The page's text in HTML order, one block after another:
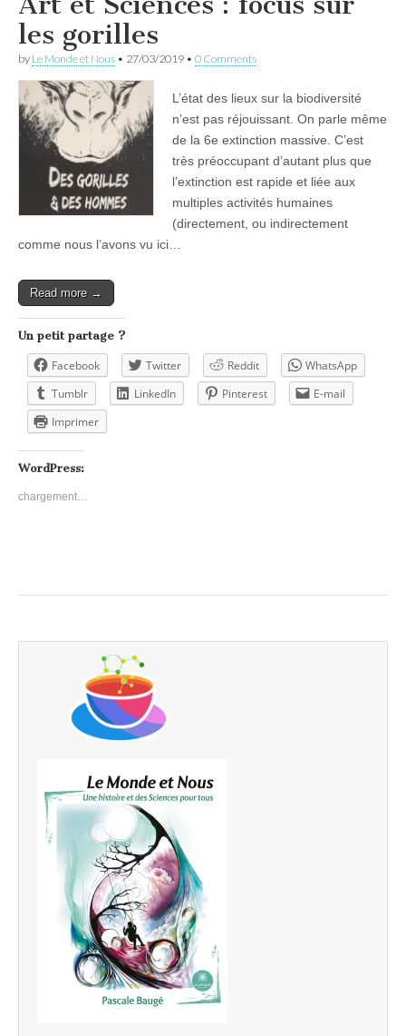
les gorilles
by Le Monde et Nous • 27/03/2019 • 0 Comments
L’état des lieux sur la biodiversité
n’est pas réjouissant. On parle même
de la 6e extinction massive. C’est
très préoccupant d’autant plus que
l’extinction est rapide et liée aux
multiples activités humaines
(directement, ou indirectement
comme nous l’avons vu ici…
Read more →
Un petit partage ?
Facebook Twitter Reddit
WhatsApp
Tumblr
LinkedIn Pinterest
E-mail
Imprimer
WordPress:
chargement…